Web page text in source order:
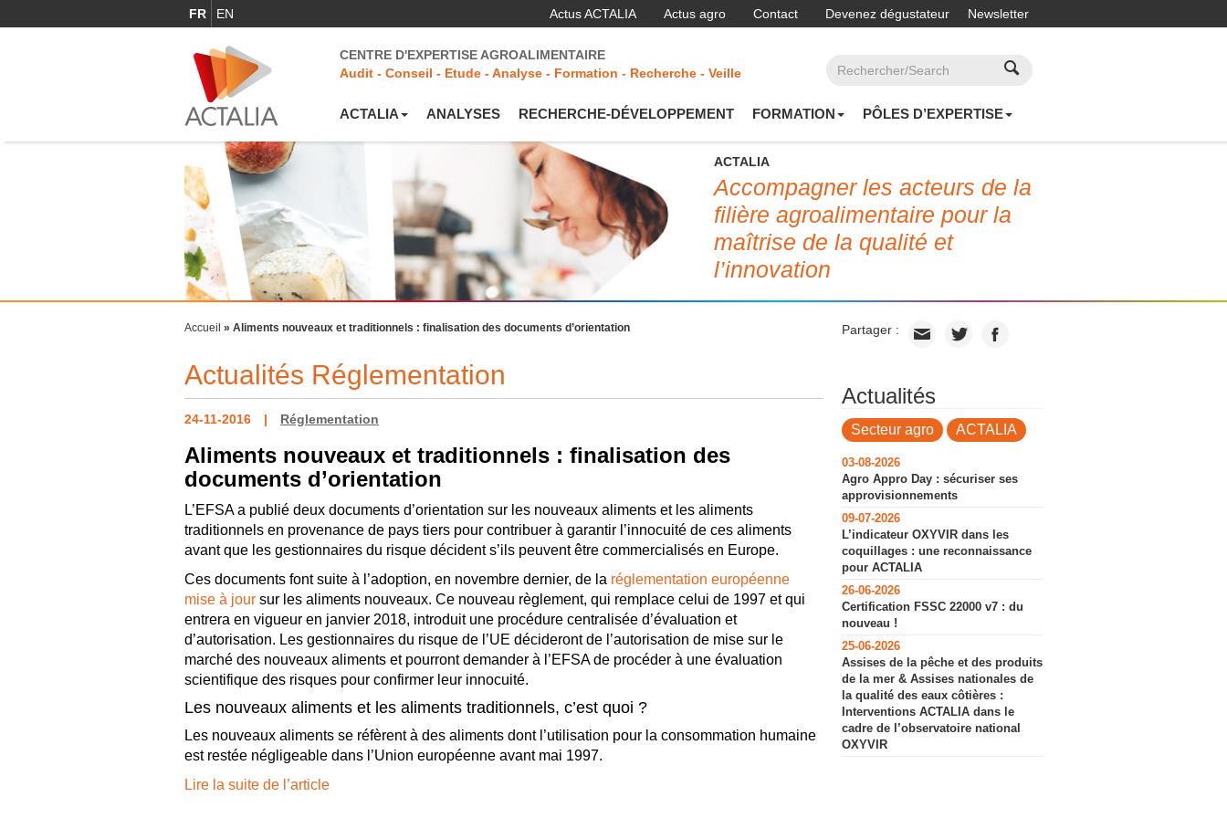
FR EN Newsletter
Actus ACTALIA Actus agro Contact Devenez dégustateur
CENTRE D'EXPERTISE AGROALIMENTAIRE
Audit - Conseil - Etude - Analyse - Formation - Recherche - Veille
ACTALIA ANALYSES RECHERCHE-DÉVELOPPEMENT FORMATION PÔLES D’EXPERTISE
ACTALIA
Accompagner les acteurs de la
filière agroalimentaire pour la
maîtrise de la qualité et
l’innovation
Accueil » Aliments nouveaux et traditionnels : finalisation des documents d’orientation Partager :
Actualités Réglementation
24-11-2016 Réglementation
Aliments nouveaux et traditionnels : finalisation des
documents d’orientation
L’EFSA a publié deux documents d’orientation sur les nouveaux aliments et les aliments
traditionnels en provenance de pays tiers pour contribuer à garantir l’innocuité de ces aliments
avant que les gestionnaires du risque décident s’ils peuvent être commercialisés en Europe.
Ces documents font suite à l’adoption, en novembre dernier, de la réglementation européenne
mise à jour sur les aliments nouveaux. Ce nouveau règlement, qui remplace celui de 1997 et qui
entrera en vigueur en janvier 2018, introduit une procédure centralisée d’évaluation et
d’autorisation. Les gestionnaires du risque de l’UE décideront de l’autorisation de mise sur le
marché des nouveaux aliments et pourront demander à l’EFSA de procéder à une évaluation
scientifique des risques pour confirmer leur innocuité.
Les nouveaux aliments et les aliments traditionnels, c’est quoi ?
Les nouveaux aliments se réfèrent à des aliments dont l’utilisation pour la consommation humaine
est restée négligeable dans l’Union européenne avant mai 1997.
Lire la suite de l’article
Actualités
Secteur agro ACTALIA
03-08-2026
Agro Appro Day : sécuriser ses
approvisionnements
09-07-2026
L’indicateur OXYVIR dans les
coquillages : une reconnaissance
pour ACTALIA
26-06-2026
Certification FSSC 22000 v7 : du
nouveau !
25-06-2026
Assises de la pêche et des produits
de la mer & Assises nationales de
la qualité des eaux côtières :
Interventions ACTALIA dans le
cadre de l’observatoire national
OXYVIR